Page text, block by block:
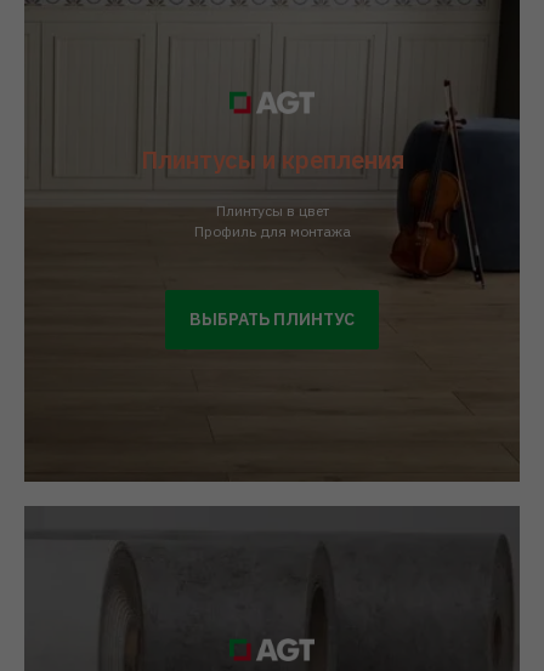
Плинтусы и крепления
Плинтусы в цвет
Профиль для монтажа
ВЫБРАТЬ ПЛИНТУС